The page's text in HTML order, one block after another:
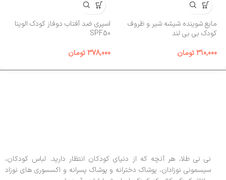
مایع شوینده شیشه شیر و ظروف
کودک بی‌ بی لند
310,000تومان
اسپری ضد آفتاب دوفاز کودک الوینا
SPF50
378,000تومان
نی نی طلا، هر آنچه که از دنیای کودکان انتظار دارید. لباس کودکان،
سیسمونی نوزادان، پوشاک دخترانه و پوشاک پسرانه و اکسسوری های نوزاد